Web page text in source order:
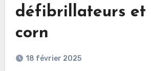
défibrillateurs et
corn
18 février 2025